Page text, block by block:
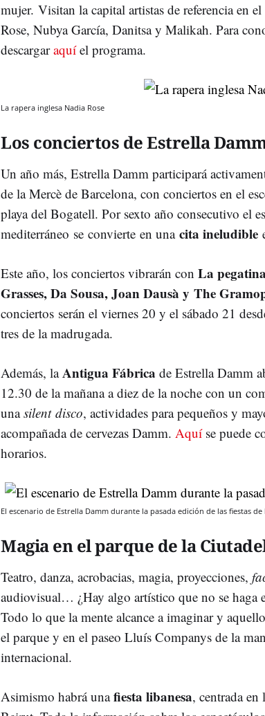
mujer. Visitan la capital artistas de referencia en
Rose, Nubya García, Danitsa y Malikah. Para
descargaraquíel programa.
La rapera inglesa Nadia Rose
Los conciertos de Estrella
Un año más, Estrella Damm participará
de la Mercè de Barcelona, con conciertos en el
playa del Bogatell. Por sexto año consecutivo el
mediterráneo se convierte en una cita ineludible
Este año, los conciertos vibrarán con La
Grasses, Da Sousa, Joan Dausà y The
conciertos serán el viernes 20 y el sábado 21
tres de la madrugada.
Además, laAntigua Fábrica de Estrella Damm
12.30 de la mañana a diez de la noche con un
unasilent disco, actividades para pequeños y
acompañada de cervezas Damm. Aquíse puede
horarios.
El escenario de Estrella Damm durante la pasada edición de las fiestas de
Magia en el parque de la
Teatro, danza, acrobacias, magia, proyecciones,
audiovisual… ¿Hay algo artístico que no se haga
Todo lo que la mente alcance a imaginar y
el parque y en el paseo Lluís Companys de la
internacional.
Asimismo habrá unafiesta libanesa, centrada